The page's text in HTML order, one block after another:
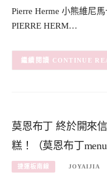
Pierre Herme 小熊維尼
PIERRE HERM…
CONTINUE
莫恩布丁 終於開來
糕！（莫恩布丁menu
捷運板南線 JOYAIJIA